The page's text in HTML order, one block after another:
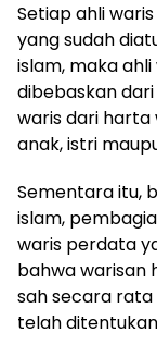
Setiap ahli
yang sudah
islam, maka
dibebaskan
waris dari
anak, istri
Sementara itu,
islam,
waris perdata
bahwa warisan
sah secara rata
telah